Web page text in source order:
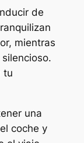
de
mientras
tu
una
coche y